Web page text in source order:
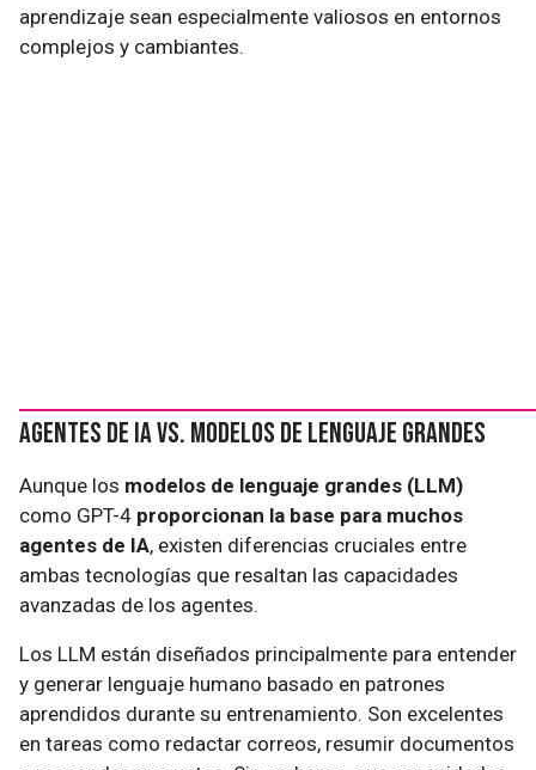
aprendizaje sean especialmente valiosos en entornos
complejos y cambiantes.
Agentes de IA vs. Modelos de Lenguaje Grandes
Aunque los modelos de lenguaje grandes (LLM)
como GPT-4 proporcionan la base para muchos
agentes de IA, existen diferencias cruciales entre
ambas tecnologías que resaltan las capacidades
avanzadas de los agentes.
Los LLM están diseñados principalmente para entender
y generar lenguaje humano basado en patrones
aprendidos durante su entrenamiento. Son excelentes
en tareas como redactar correos, resumir documentos